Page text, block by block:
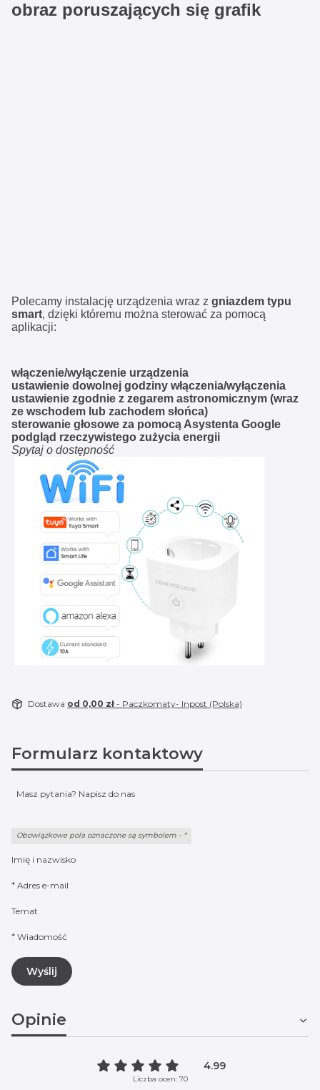
obraz poruszających się grafik
Polecamy instalację urządzenia wraz z gniazdem typu
smart, dzięki któremu można sterować za pomocą
aplikacji:
włączenie/wyłączenie urządzenia
ustawienie dowolnej godziny włączenia/wyłączenia
ustawienie zgodnie z zegarem astronomicznym (wraz
ze wschodem lub zachodem słońca)
sterowanie głosowe za pomocą Asystenta Google
podgląd rzeczywistego zużycia energii
Spytaj o dostępność
Dostawa od 0,00 zł - Paczkomaty- Inpost (Polska)
Formularz kontaktowy
Masz pytania? Napisz do nas
Obowiązkowe pola oznaczone są symbolem - *
Imię i nazwisko
* Adres e-mail
Temat
* Wiadomość
Wyślij
Opinie
4.99
Liczba ocen: 70